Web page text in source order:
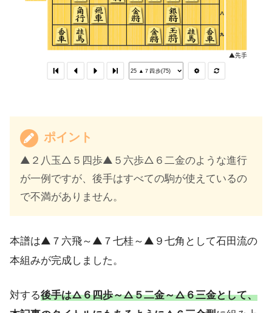
ポイント
▲２八玉△５四歩▲５六歩△６二金のような進行
が一例ですが、後手はすべての駒が使えているの
で不満がありません。
本譜は▲７六飛～▲７七桂～▲９七角として石田流の
本組みが完成しました。
対する後手は△６四歩～△５二金～△６三金として、